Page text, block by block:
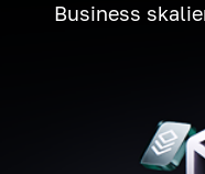
Business